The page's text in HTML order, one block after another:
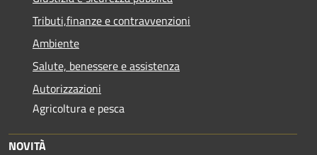
Tributi,finanze e contravvenzioni
Ambiente
Salute, benessere e assistenza
Autorizzazioni
Agricoltura e pesca
NOVITÀ